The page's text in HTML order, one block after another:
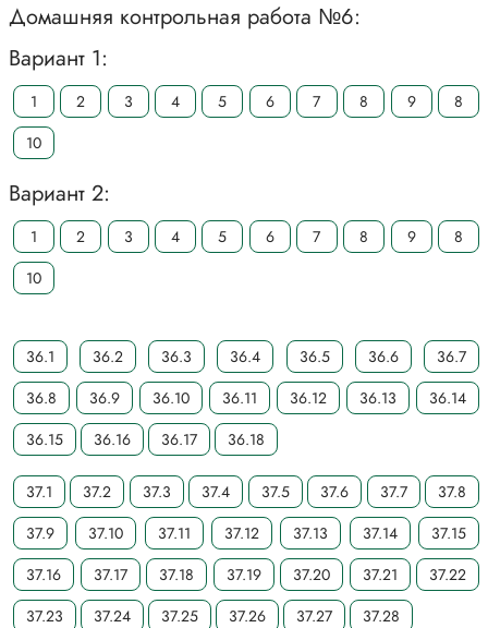
Домашняя контрольная работа №6:
Вариант 1:
1 2 3 4 5 6 7 8 9
8
10
Вариант 2:
1 2 3 4 5 6 7 8 9
8
10
36.1 36.2 36.3 36.4 36.5 36.6
36.7
36.8
36.9 36.10 36.11 36.12 36.13
36.14
36.15
36.16 36.17 36.18
37.1 37.2 37.3 37.4 37.5 37.6 37.7
37.8
37.9
37.10 37.11 37.12 37.13 37.14
37.15
37.16
37.17 37.18 37.19 37.20 37.21
37.22
37.23
37.24 37.25 37.26 37.27 37.28